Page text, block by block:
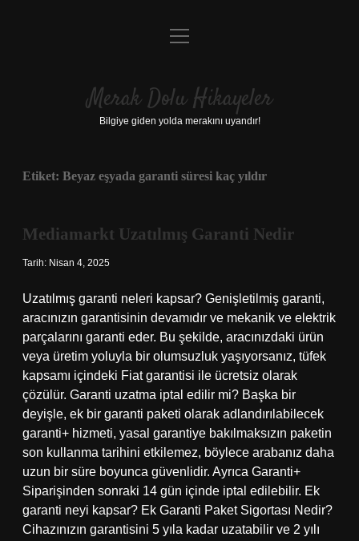
Anasayfa
Yasal Uyarı
menüyü
Merak Dolu Hikayeler
Bilgiye giden yolda merakını uyandır!
Etiket: Beyaz eşyada garanti süresi kaç yıldır
Mediamarkt Uzatılmış Garanti Nedir
Tarih: Nisan 4, 2025
Uzatılmış garanti neleri kapsar? Genişletilmiş garanti,
aracınızın garantisinin devamıdır ve mekanik ve elektrik
parçalarını garanti eder. Bu şekilde, aracınızdaki ürün
veya üretim yoluyla bir olumsuzluk yaşıyorsanız, tüfek
kapsamı içindeki Fiat garantisi ile ücretsiz olarak
çözülür. Garanti uzatma iptal edilir mi? Başka bir
deyişle, ek bir garanti paketi olarak adlandırılabilecek
garanti+ hizmeti, yasal garantiye bakılmaksızın paketin
son kullanma tarihini etkilemez, böylece arabanız daha
uzun bir süre boyunca güvenlidir. Ayrıca Garanti+
Siparişinden sonraki 14 gün içinde iptal edilebilir. Ek
garanti neyi kapsar? Ek Garanti Paket Sigortası Nedir?
Cihazınızın garantisini 5 yıla kadar uzatabilir ve 2 yılı